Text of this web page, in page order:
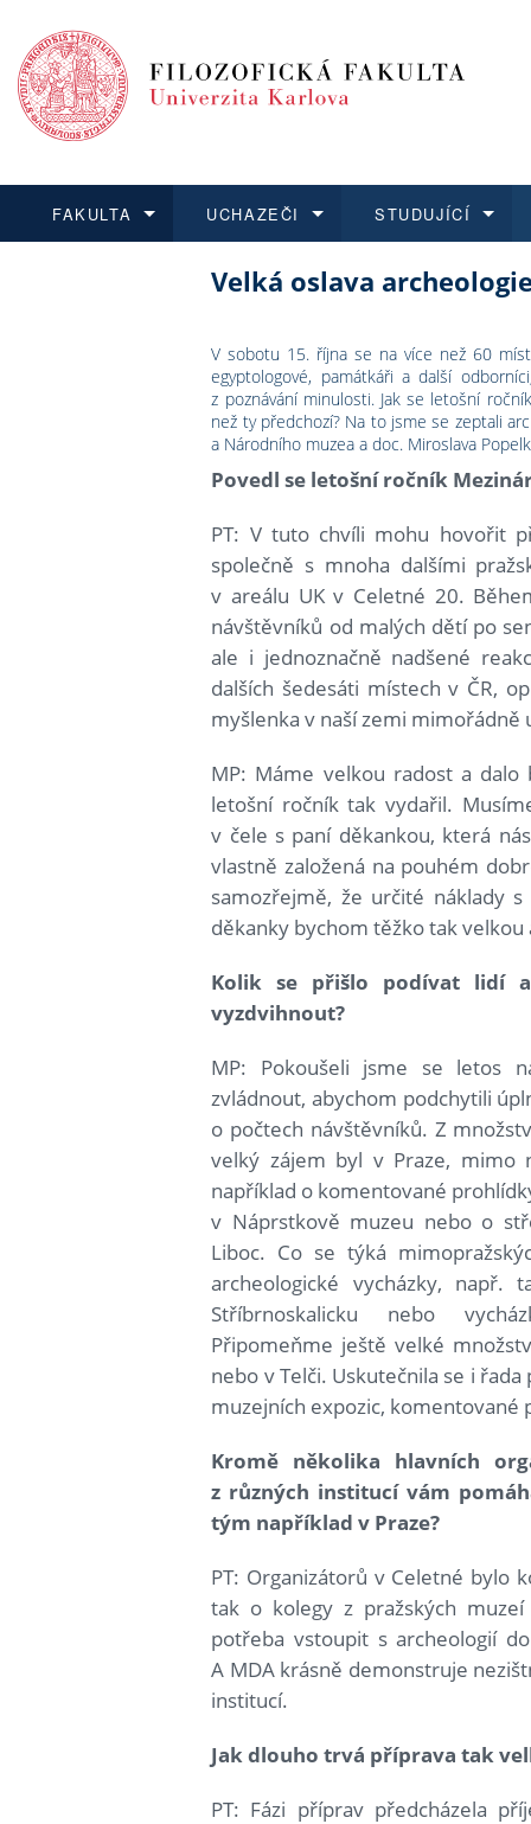
FAKULTA
Struktura a historie
Strategie a další
Podpora a benefity pro
Absolventi fakulty
Fakultní školy FF UK
UCHAZEČI
Co studovat a jak se
Učitelské studijní
Informace k průběhu
STUDUJÍCÍ
Bakalářské a magisterské
Doktorské studium
Rigorózní řízení
O vědě a výzkumu na FF
Akademické kvalifikace
Granty a projekty
Aktuální nabídky a
Vyjíždějící studenti
Přijíždějící studenti
Vyjíždějící zaměstnanci
Velká oslava
V sobotu 15. října se na více než 60
egyptologové, památkáři a další
z poznávání minulosti. Jak se letošní
než ty předchozí? Na to jsme se zeptali
a Národního muzea a doc. Miroslava
Povedl se letošní ročník
PT: V tuto chvíli mohu hovořit
společně s mnoha dalšími
v areálu UK v Celetné 20.
návštěvníků od malých dětí po
ale i jednoznačně nadšené
dalších šedesáti místech v ČR,
myšlenka v naší zemi mimořádně
MP: Máme velkou radost a
letošní ročník tak vydařil.
v čele s paní děkankou, která
vlastně založená na pouhém
samozřejmě, že určité náklady
děkanky bychom těžko tak velkou
Kolik se přišlo podívat lidí
vyzdvihnout?
MP: Pokoušeli jsme se letos
zvládnout, abychom podchytili
o počtech návštěvníků. Z
velký zájem byl v Praze, mimo
například o komentované
v Náprstkově muzeu nebo o
Liboc. Co se týká
archeologické vycházky, např.
Stříbrnoskalicku nebo
Připomeňme ještě velké
nebo v Telči. Uskutečnila se i
muzejních expozic, komentované
Kromě několika hlavních
z různých institucí vám
tým například v Praze?
PT: Organizátorů v Celetné bylo
tak o kolegy z pražských
potřeba vstoupit s archeologií
A MDA krásně demonstruje
institucí.
Jak dlouho trvá příprava tak
PT: Fázi příprav předcházela